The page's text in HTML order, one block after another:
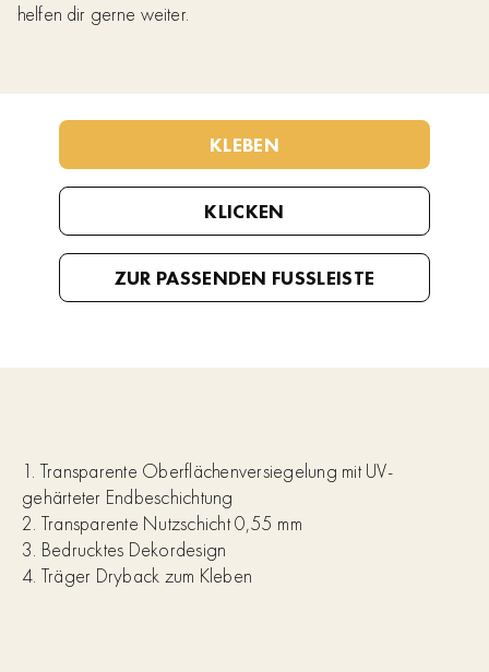
helfen dir gerne weiter.
KLEBEN
KLICKEN
ZUR PASSENDEN FUSSLEISTE
1. Transparente Oberflächenversiegelung mit UV-
gehärteter Endbeschichtung
2. Transparente Nutzschicht 0,55 mm
3. Bedrucktes Dekordesign
4. Träger Dryback zum Kleben